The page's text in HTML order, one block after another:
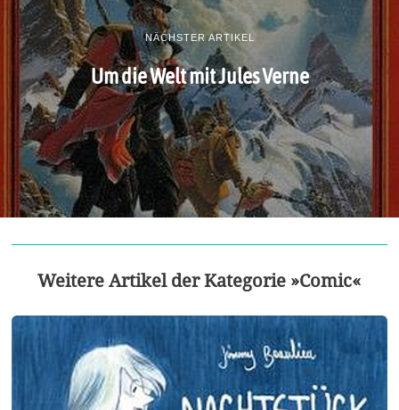
NÄCHSTER ARTIKEL
Um die Welt mit Jules Verne
Weitere Artikel der Kategorie »Comic«